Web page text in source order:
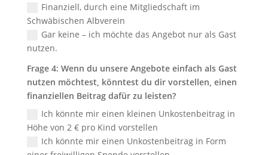
Finanziell, durch eine Mitgliedschaft im
Schwäbischen Albverein
Gar keine – ich möchte das Angebot nur als Gast
nutzen.
Frage 4: Wenn du unsere Angebote einfach als Gast
nutzen möchtest, könntest du dir vorstellen, einen
finanziellen Beitrag dafür zu leisten?
Ich könnte mir einen kleinen Unkostenbeitrag in
Höhe von 2 € pro Kind vorstellen
Ich könnte mir einen Unkostenbeitrag in Form